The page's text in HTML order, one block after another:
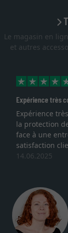
Le magasin en
et autres
très
très
protection des
à une
client.